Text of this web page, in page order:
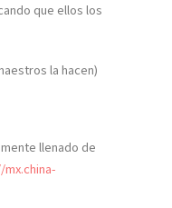
que ellos los
la hacen)
llenado de